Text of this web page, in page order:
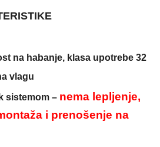
na habanje, klasa upotrebe 32
vlagu
sistemom – nema lepljenje,
i prenošenje na